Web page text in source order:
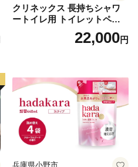
クリネックス 長持ちシャワ
ートイレ用 トイレットペー
パー（ダブル）64ロール(8ロ
ール×8パック) 開成町 トイレ
蓄 防災 エコ 消耗品 生活雑貨
生活用品 無香料 トイレット
ペーパー ダブル といれっと
ぺーぱー トイレ クレシア ト
イレットペーパー [BDBH002
-1]
22,000円
兵庫県小野市